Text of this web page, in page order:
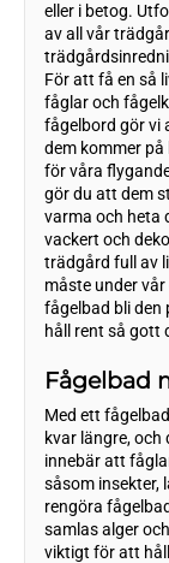
eller i betog.
av all vår
För att få en så
fåglar och
fågelbord gör vi
dem kommer
för våra
gör du att dem
varma och heta
vackert och
trädgård full av
måste under
fågelbad bli den
håll rent så gott
Fågelbad
Med ett
kvar längre,
innebär att
såsom insekter,
rengöra
samlas alger
viktigt för att